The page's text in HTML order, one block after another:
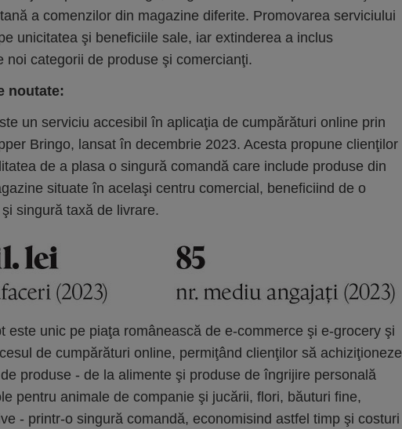
a comenzilor din magazine diferite. Promovarea serviciului
unicitatea şi beneficiile sale, iar extinderea a inclus
noi categorii de produse şi comercianţi.
noutate:
un serviciu accesibil în aplicaţia de cumpărături online prin
Bringo, lansat în decembrie 2023. Acesta propune clienţilor
de a plasa o singură comandă care include produse din
situate în acelaşi centru comercial, beneficiind de o
şi singură taxă de livrare.
este unic pe piaţa românească de e-commerce şi e-grocery şi
de cumpărături online, permiţând clienţilor să achiziţioneze
produse - de la alimente şi produse de îngrijire personală
pentru animale de companie şi jucării, flori, băuturi fine,
- printr-o singură comandă, economisind astfel timp şi costuri